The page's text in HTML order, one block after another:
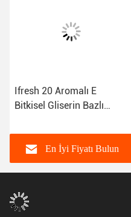
Ifresh 20 Aromalı E
Bitkisel Gliserin Bazlı
En İyi Fiyatı Bulun